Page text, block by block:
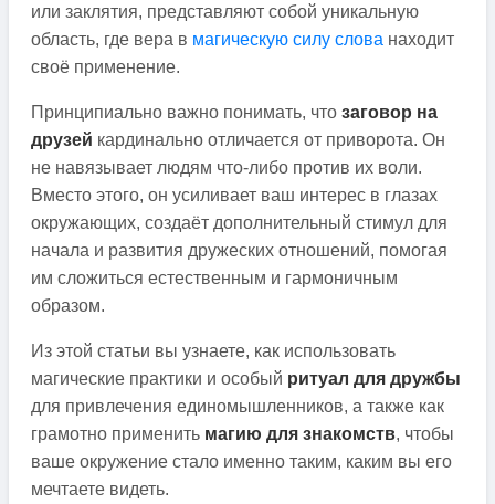
или заклятия, представляют собой уникальную
область, где вера в магическую силу слова находит
своё применение.
Принципиально важно понимать, что заговор на
друзей кардинально отличается от приворота. Он
не навязывает людям что-либо против их воли.
Вместо этого, он усиливает ваш интерес в глазах
окружающих, создаёт дополнительный стимул для
начала и развития дружеских отношений, помогая
им сложиться естественным и гармоничным
образом.
Из этой статьи вы узнаете, как использовать
магические практики и особый ритуал для дружбы
для привлечения единомышленников, а также как
грамотно применить магию для знакомств, чтобы
ваше окружение стало именно таким, каким вы его
мечтаете видеть.